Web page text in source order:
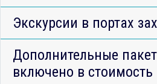
Экскурсии в портах
Дополнительные
включено в стоимость